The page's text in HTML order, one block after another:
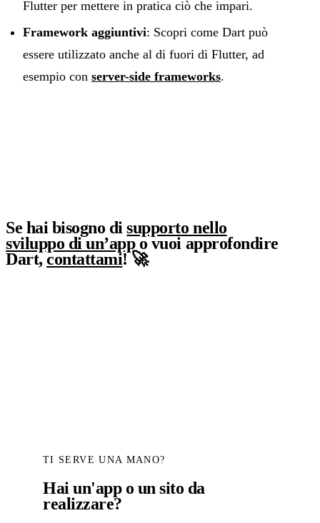
Flutter per mettere in pratica ciò che impari.
Framework aggiuntivi: Scopri come Dart può
essere utilizzato anche al di fuori di Flutter, ad
esempio con server-side frameworks.
Se hai bisogno disupporto nello
sviluppo di un’appo vuoi approfondire
Dart,contattami! 🚀
TI SERVE UNA MANO?
Hai un'app o un sito da
realizzare?